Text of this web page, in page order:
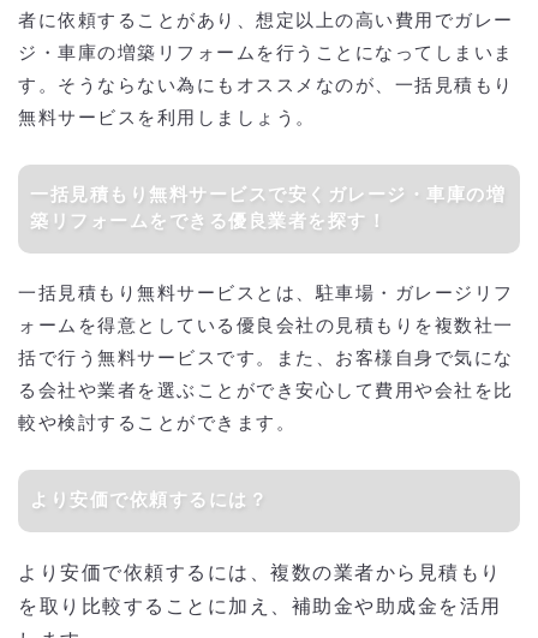
者に依頼することがあり、想定以上の高い費用でガレー
ジ・車庫の増築リフォームを行うことになってしまいま
す。そうならない為にもオススメなのが、一括見積もり
無料サービスを利用しましょう。
一括見積もり無料サービスで安くガレージ・車庫の増
築リフォームをできる優良業者を探す！
一括見積もり無料サービスとは、駐車場・ガレージリフ
ォームを得意としている優良会社の見積もりを複数社一
括で行う無料サービスです。また、お客様自身で気にな
る会社や業者を選ぶことができ安心して費用や会社を比
較や検討することができます。
より安価で依頼するには？
より安価で依頼するには、複数の業者から見積もり
を取り比較することに加え、補助金や助成金を活用